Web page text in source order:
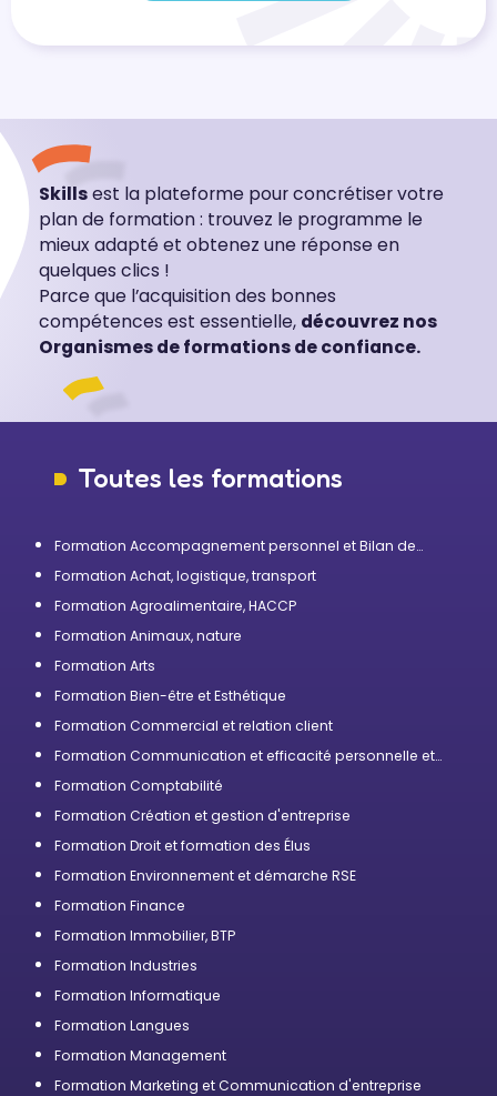
Skillsest la plateforme pour concrétiser votre
plan de formation : trouvez le programme le
mieux adapté et obtenez une réponse en
quelques clics !
Parce que l’acquisition des bonnes
compétences est essentielle, découvrez nos
Organismes de formations de confiance.
Toutes les formations
Formation Accompagnement personnel et Bilan de
Formation Achat, logistique, transport
Formation Agroalimentaire, HACCP
Formation Animaux, nature
Formation Arts
Formation Bien-être et Esthétique
Formation Commercial et relation client
Formation Communication et efficacité personnelle et
Formation Comptabilité
Formation Création et gestion d'entreprise
Formation Droit et formation des Élus
Formation Environnement et démarche RSE
Formation Finance
Formation Immobilier, BTP
Formation Industries
Formation Informatique
Formation Langues
Formation Management
Formation Marketing et Communication d'entreprise